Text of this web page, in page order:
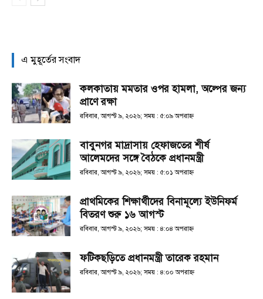
এ মুহূর্তের সংবাদ
কলকাতায় মমতার ওপর হামলা, অল্পের জন্য
প্রাণে রক্ষা
রবিবার, আগস্ট ৯, ২০২৬; সময় : ৫:০৯ অপরাহ্ণ
বাবুনগর মাদ্রাসায় হেফাজতের শীর্ষ
আলেমদের সঙ্গে বৈঠকে প্রধানমন্ত্রী
রবিবার, আগস্ট ৯, ২০২৬; সময় : ৫:০১ অপরাহ্ণ
প্রাথমিকের শিক্ষার্থীদের বিনামূল্যে ইউনিফর্ম
বিতরণ শুরু ১৬ আগস্ট
রবিবার, আগস্ট ৯, ২০২৬; সময় : ৪:০৪ অপরাহ্ণ
ফটিকছড়িতে প্রধানমন্ত্রী তারেক রহমান
রবিবার, আগস্ট ৯, ২০২৬; সময় : ৪:০০ অপরাহ্ণ